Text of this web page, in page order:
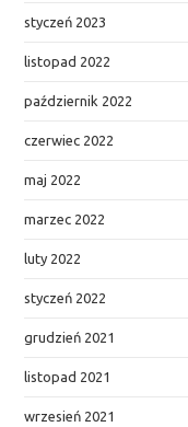
styczeń 2023
listopad 2022
październik 2022
czerwiec 2022
maj 2022
marzec 2022
luty 2022
styczeń 2022
grudzień 2021
listopad 2021
wrzesień 2021